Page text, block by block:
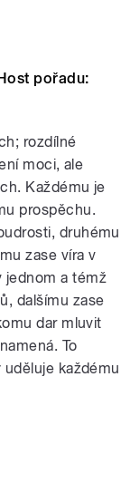
pořadu:
rozdílné
moci, ale
Každému je
prospěchu.
druhému
zase víra v
jednom a témž
dalšímu zase
dar mluvit
To
každému